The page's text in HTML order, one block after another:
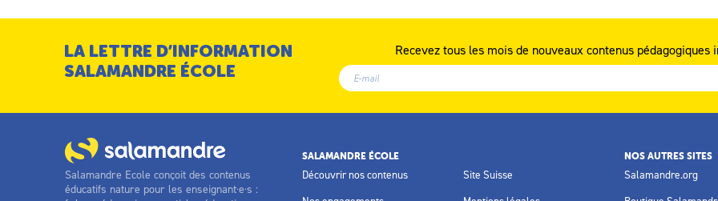
LA LETTRE D’INFORMATION
SALAMANDRE ÉCOLE
Recevez tous les mois de nouveaux contenus
Salamandre Ecole conçoit des contenus
éducatifs nature pour les enseignant·e·s :
SALAMANDRE ÉCOLE
Découvrir nos contenus Site Suisse
NOS AUTRES SITES
Salamandre.org